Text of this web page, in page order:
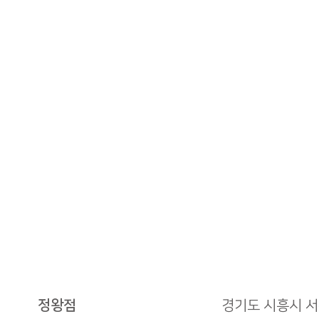
정왕점 경기도 시흥시